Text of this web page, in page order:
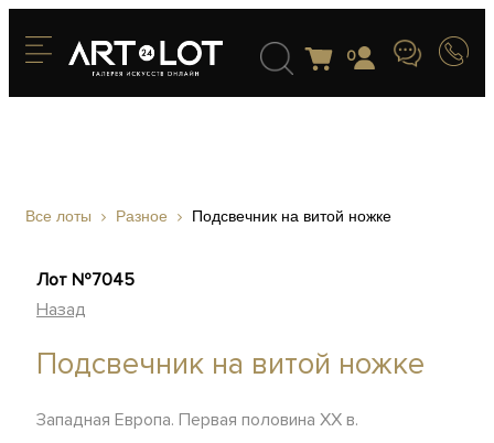
0
Все лоты Разное Подсвечник на витой ножке
Лот №7045
Назад
Подсвечник на витой ножке
Западная Европа. Первая половина XX в.